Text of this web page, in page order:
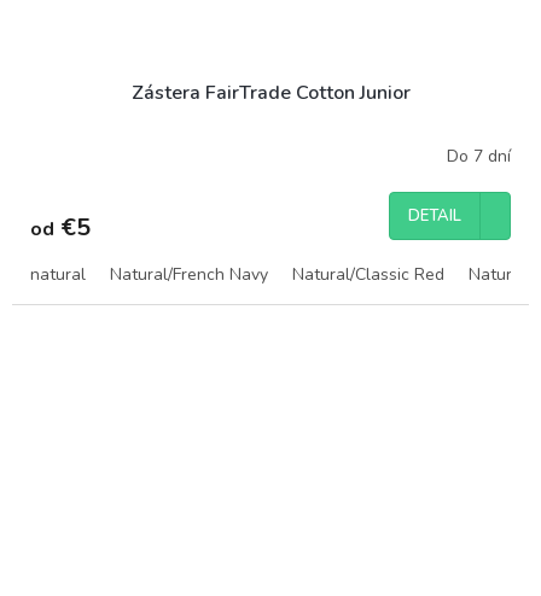
Zástera FairTrade Cotton Junior
Do 7 dní
od €5 DETAIL
natural Natural/French Navy Natural/Classic Red Natural/